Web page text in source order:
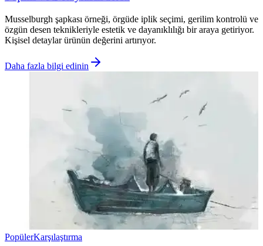
Musselburgh şapkası örneği, örgüde iplik seçimi, gerilim kontrolü ve
özgün desen teknikleriyle estetik ve dayanıklılığı bir araya getiriyor.
Kişisel detaylar ürünün değerini artırıyor.
Daha fazla bilgi edinin
PopülerKarşılaştırma